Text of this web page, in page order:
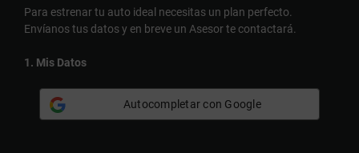
Para estrenar tu auto ideal necesitas un plan perfecto.
Envíanos tus datos y en breve un Asesor te contactará.
1. Mis Datos
Autocompletar con Google